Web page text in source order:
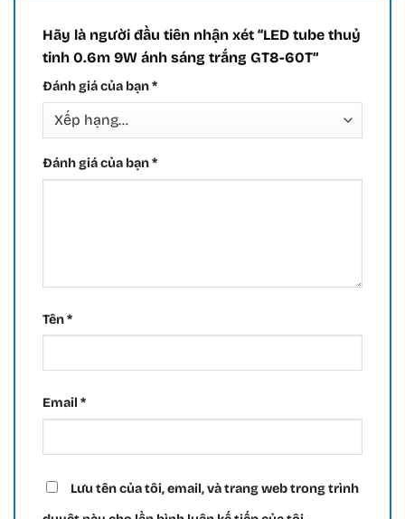
Hãy là người đầu tiên nhận xét “LED tube thuỷ
tinh 0.6m 9W ánh sáng trắng GT8-60T”
Đánh giá của bạn*
Đánh giá của bạn*
Tên*
Email *
Lưu tên của tôi, email, và trang web trong trình